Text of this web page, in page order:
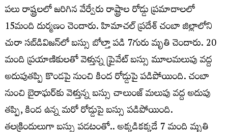
పలు రాష్ట్రలలో జరిగిన వేర్వేరు రాష్ట్రాల రోడ్డు ప్రమాదాలలో
15మంది దుర్మణం చెందారు. హిమాచ‌ల్ ప్రదేశ్‌ చంబా జిల్లాలోని
చురా స‌బ్‌డివిజ‌న్‌లో బస్సు బోల్తా పడి 7గురు మృతి చెందారు. 20
మంది ప్రయాణికులతో వెళ్తున్న ప్రైవేట్ బస్సు మూలమలుపు వద్ద
అదుపుతప్పి కొండపై నుంచి కింద రోడ్డుపై పడిపోయింది. చంబా
నుంచి బైరాఘ‌ర్‌కు వెళ్తున్న బస్సు చాలుంజ్ మ‌లుపు వ‌ద్ద అదుపు
తప్పి, కింద ఉన్న మరో రోడ్డుపై బస్సు పడిపోయింది.